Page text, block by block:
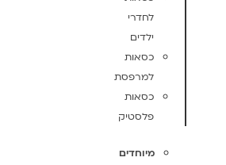
לחדרי
ילדים
כסאות
למרפסת
כסאות
פלסטיק
מיוחדים